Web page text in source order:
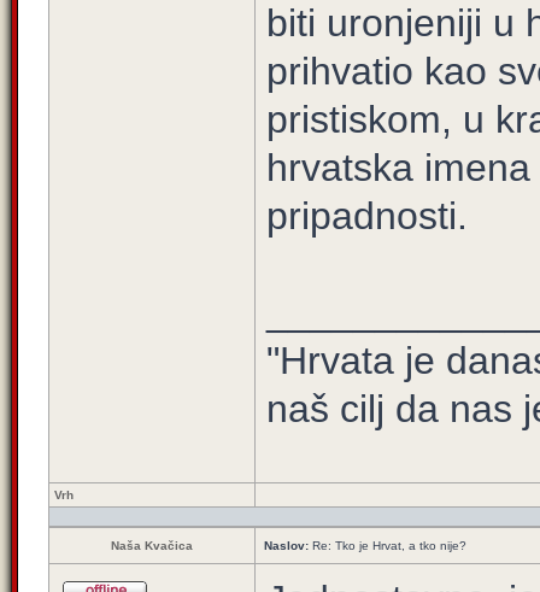
biti uronjeniji u
prihvatio kao
pristiskom, u
hrvatska
pripadnosti.
"Hrvata je
naš cilj da nas
Vrh
Naša Kvačica Naslov: Re: Tko je Hrvat, a tko nije?